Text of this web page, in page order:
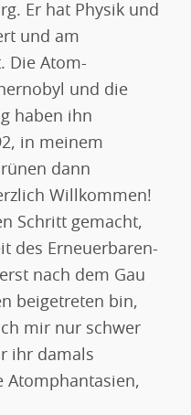
Er hat Physik und
und am
Die Atom-
und die
haben ihn
in meinem
dann
Willkommen!
Schritt gemacht,
des Erneuerbaren-
nach dem Gau
beigetreten bin,
mir nur schwer
ihr damals
Atomphantasien,